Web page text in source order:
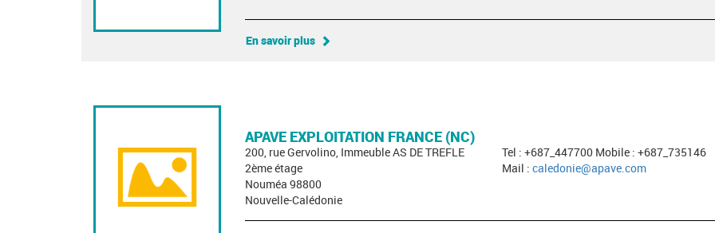
En savoir plus
APAVE EXPLOITATION FRANCE (NC)
200, rue Gervolino, Immeuble AS DE TREFLE
2ème étage
Nouméa 98800
Nouvelle-Calédonie
Tel : +687_447700 Mobile : +687_735146
Mail : caledonie@apave.com